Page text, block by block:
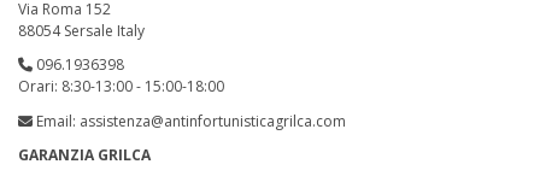
Via Roma 152
88054 Sersale Italy
096.1936398
Orari: 8:30-13:00 - 15:00-18:00
Email: assistenza@antinfortunisticagrilca.com
GARANZIA GRILCA